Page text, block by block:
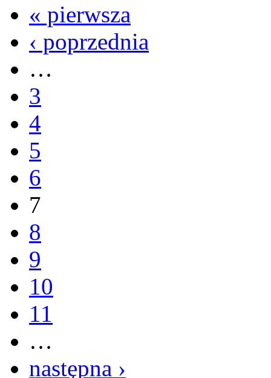
« pierwsza
‹ poprzednia
…
3
4
5
6
7
8
9
10
11
…
następna ›